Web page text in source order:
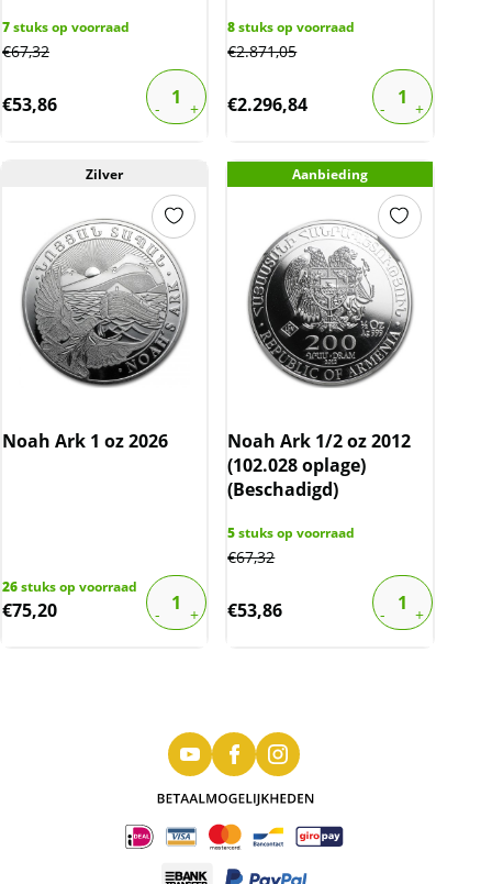
7stuks op voorraad
€67,32
€53,86
8stuks op voorraad
€2.871,05
€2.296,84
Zilver
Noah Ark 1 oz 2026
26stuks op voorraad
€75,20
Aanbieding
Noah Ark 1/2 oz 2012
(102.028 oplage)
(Beschadigd)
5stuks op voorraad
€67,32
€53,86
Noah’s Ark 1/4 oz 2013
De Ark van Noach munt is de eerste
beleggingsmunt (bullion) uitgegeven door de
centrale bank van Armenië. Deze munten zijn